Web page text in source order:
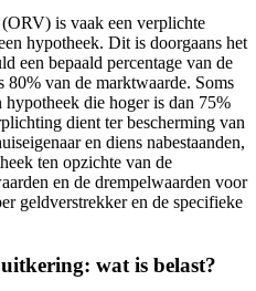
is vaak een verplichte
hypotheek. Dit is doorgaans het
een bepaald percentage van de
van de marktwaarde. Soms
die hoger is dan 75%
dient ter bescherming van
en diens nabestaanden,
ten opzichte van de
en de drempelwaarden voor
geldverstrekker en de specifieke
wat is belast?